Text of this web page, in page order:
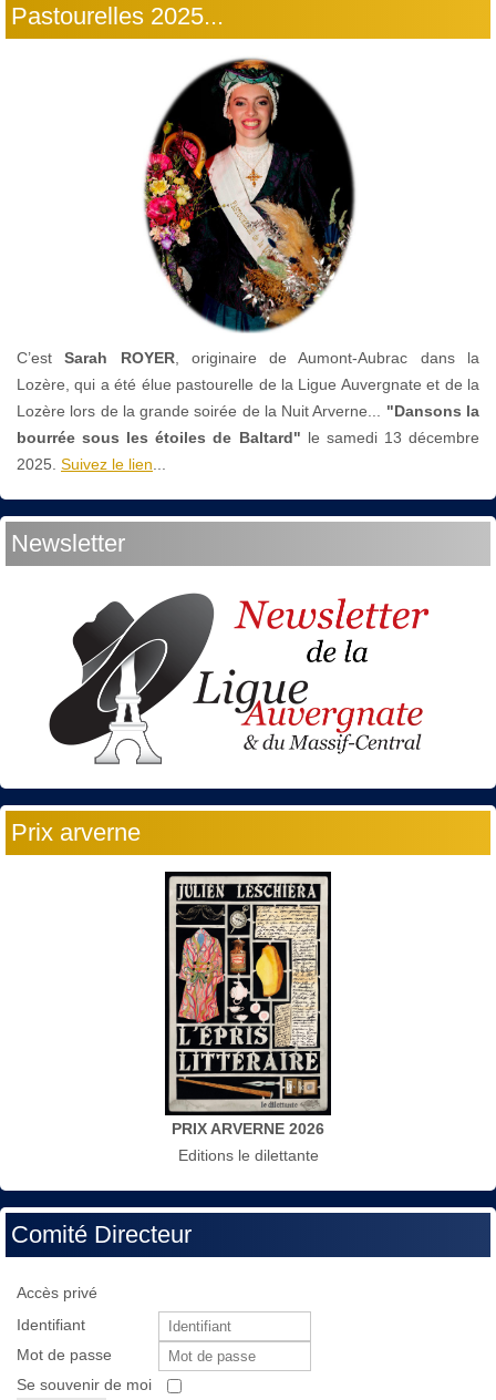
Pastourelles 2025...
C’estSarah ROYER, originaire de Aumont-Aubrac dans la
Lozère, qui a été élue pastourelle de la Ligue Auvergnate et de la
Lozère lors de la grande soirée de la Nuit Arverne...
"Dansons la
bourrée sous les étoiles de Baltard" le samedi 13 décembre
2025. Suivez le lien
Newsletter
Prix arverne
PRIX ARVERNE 2026
Editions le dilettante
Comité Directeur
Accès privé
Identifiant
Mot de passe
Se souvenir de moi